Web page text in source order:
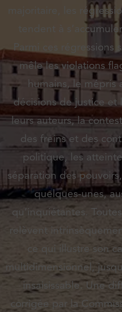
majoritaire, les
tendent à
Parmi ces régressions
mêle les violations
humains, le mépris
décisions de justice et
leurs auteurs, la
des freins et des
politique, les
séparation des
quelques-unes,
qu’inquiétantes.
relèvent
ce qui illustre son
multidimensionnel,
insaisissable. Une
corrigée par la